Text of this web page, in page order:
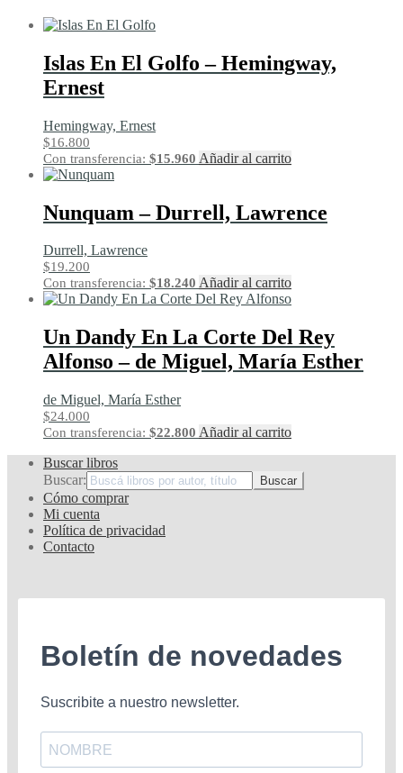
Islas En El Golfo – Hemingway,
Ernest
Hemingway, Ernest
$16.800
Con transferencia: $15.960 Añadir al carrito
Nunquam – Durrell, Lawrence
Durrell, Lawrence
$19.200
Con transferencia: $18.240 Añadir al carrito
Un Dandy En La Corte Del Rey
Alfonso – de Miguel, María Esther
de Miguel, María Esther
$24.000
Con transferencia: $22.800 Añadir al carrito
Buscar libros
Buscar:
Cómo comprar
Mi cuenta
Política de privacidad
Contacto
Boletín de novedades
Suscribite a nuestro newsletter.